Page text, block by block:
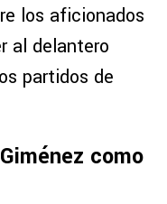
los aficionados
al delantero
partidos de
como